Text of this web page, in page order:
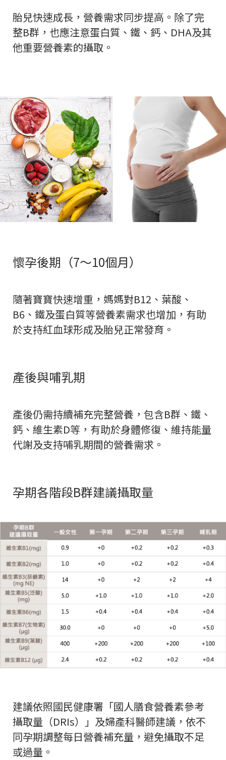
胎兒快速成長，營養需求同步提高。除了完
整B群，也應注意蛋白質、鐵、鈣、DHA及其
他重要營養素的攝取。
懷孕後期（7～10個月）
隨著寶寶快速增重，媽媽對B12、葉酸、
B6、鐵及蛋白質等營養素需求也增加，有助
於支持紅血球形成及胎兒正常發育。
產後與哺乳期
產後仍需持續補充完整營養，包含B群、鐵、
鈣、維生素D等，有助於身體修復、維持能量
代謝及支持哺乳期間的營養需求。
孕期各階段B群建議攝取量
建議依照國民健康署「國人膳食營養素參考
攝取量（DRIs）」及婦產科醫師建議，依不
同孕期調整每日營養補充量，避免攝取不足
或過量。